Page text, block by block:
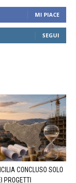
MI PIACE
SEGUI
CONCLUSO SOLO
PROGETTI